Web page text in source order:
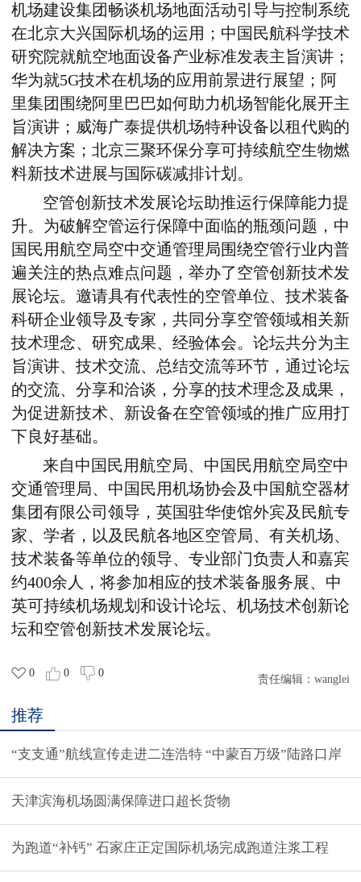
机场建设集团畅谈机场地面活动引导与控制系统
在北京大兴国际机场的运用；中国民航科学技术
研究院就航空地面设备产业标准发表主旨演讲；
华为就5G技术在机场的应用前景进行展望；阿
里集团围绕阿里巴巴如何助力机场智能化展开主
旨演讲；威海广泰提供机场特种设备以租代购的
解决方案；北京三聚环保分享可持续航空生物燃
料新技术进展与国际碳减排计划。
空管创新技术发展论坛助推运行保障能力提
升。为破解空管运行保障中面临的瓶颈问题，中
国民用航空局空中交通管理局围绕空管行业内普
遍关注的热点难点问题，举办了空管创新技术发
展论坛。邀请具有代表性的空管单位、技术装备
科研企业领导及专家，共同分享空管领域相关新
技术理念、研究成果、经验体会。论坛共分为主
旨演讲、技术交流、总结交流等环节，通过论坛
的交流、分享和洽谈，分享的技术理念及成果，
为促进新技术、新设备在空管领域的推广应用打
下良好基础。
来自中国民用航空局、中国民用航空局空中
交通管理局、中国民用机场协会及中国航空器材
集团有限公司领导，英国驻华使馆外宾及民航专
家、学者，以及民航各地区空管局、有关机场、
技术装备等单位的领导、专业部门负责人和嘉宾
约400余人，将参加相应的技术装备服务展、中
英可持续机场规划和设计论坛、机场技术创新论
坛和空管创新技术发展论坛。
0 0 0
责任编辑： wanglei
推荐
“支支通”航线宣传走进二连浩特 “中蒙百万级”陆路口岸
天津滨海机场圆满保障进口超长货物
为跑道“补钙” 石家庄正定国际机场完成跑道注浆工程